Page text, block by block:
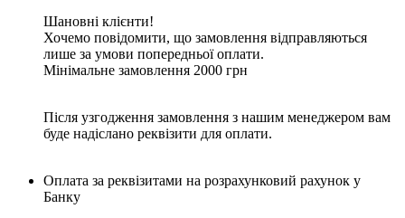
Шановні клієнти!
Хочемо повідомити, що замовлення відправляються
лише за умови попередньої оплати.
Мінімальне замовлення 2000 грн
Після узгодження замовлення з нашим менеджером вам
буде надіслано реквізити для оплати.
Оплата за реквізитами на розрахунковий рахунок у
Банку